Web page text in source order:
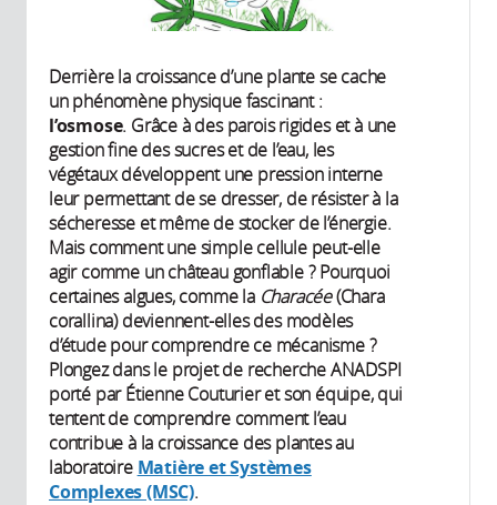
Derrière la croissance d’une plante se cache
un phénomène physique fascinant :
l’osmose. Grâce à des parois rigides et à une
gestion fine des sucres et de l’eau, les
végétaux développent une pression interne
leur permettant de se dresser, de résister à la
sécheresse et même de stocker de l’énergie.
Mais comment une simple cellule peut-elle
agir comme un château gonflable ? Pourquoi
certaines algues, comme la Characée(Chara
corallina) deviennent-elles des modèles
d’étude pour comprendre ce mécanisme ?
Plongez dans le projet de recherche ANADSPI
porté par Étienne Couturier et son équipe, qui
tentent de comprendre comment l’eau
contribue à la croissance des plantes au
laboratoire Matière et Systèmes
Complexes (MSC).